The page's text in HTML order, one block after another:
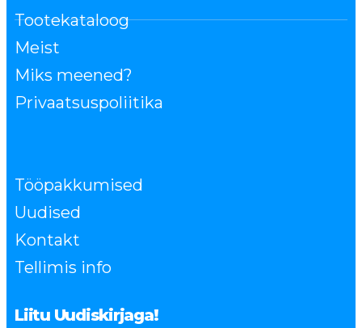
Tootekataloog
Meist
Miks meened?
Privaatsuspoliitika
Tööpakkumised
Uudised
Kontakt
Tellimis info
Liitu Uudiskirjaga!